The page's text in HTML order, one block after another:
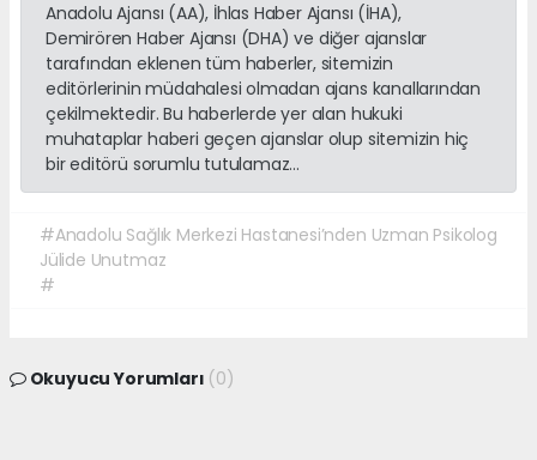
Anadolu Ajansı (AA), İhlas Haber Ajansı (İHA),
Demirören Haber Ajansı (DHA) ve diğer ajanslar
tarafından eklenen tüm haberler, sitemizin
editörlerinin müdahalesi olmadan ajans kanallarından
çekilmektedir. Bu haberlerde yer alan hukuki
muhataplar haberi geçen ajanslar olup sitemizin hiç
bir editörü sorumlu tutulamaz...
#Anadolu Sağlık Merkezi Hastanesi’nden Uzman Psikolog
Jülide Unutmaz
#
Okuyucu Yorumları (0)